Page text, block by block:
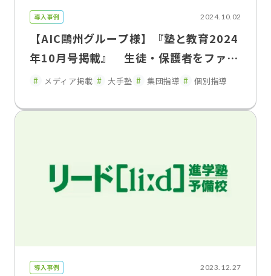
導入事例 2024.10.02
【AIC鷗州グループ様】『塾と教育2024
年10月号掲載』 生徒・保護者をファン
化するFLENS School Manager 70校舎
メディア掲載 大手塾 集団指導 個別指導
導入事例 2023.12.27